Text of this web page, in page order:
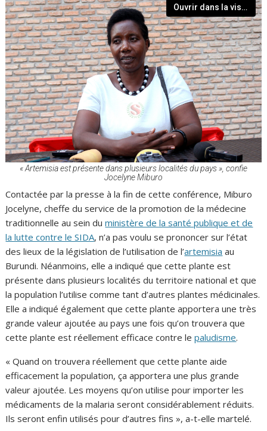
Ouvrir dans la visionneuse
« Artemisia est présente dans plusieurs localités du pays », confie
Jocelyne Miburo
Contactée par la presse à la fin de cette conférence, Miburo
Jocelyne, cheffe du service de la promotion de la médecine
traditionnelle au sein duministère de la santé publique et de
la lutte contre le SIDA, n’a pas voulu se prononcer sur l’état
des lieux de la législation de l’utilisation de l’artemisia au
Burundi. Néanmoins, elle a indiqué que cette plante est
présente dans plusieurs localités du territoire national et que
la population l’utilise comme tant d’autres plantes médicinales.
Elle a indiqué également que cette plante apportera une très
grande valeur ajoutée au pays une fois qu’on trouvera que
cette plante est réellement efficace contre lepaludisme.
« Quand on trouvera réellement que cette plante aide
efficacement la population, ça apportera une plus grande
valeur ajoutée. Les moyens qu’on utilise pour importer les
médicaments de la malaria seront considérablement réduits.
Ils seront enfin utilisés pour d’autres fins », a-t-elle martelé.